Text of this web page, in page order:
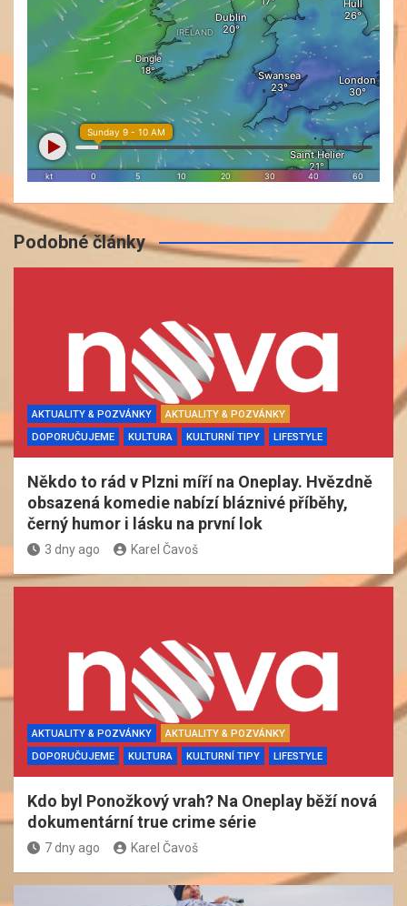
Podobné články
AKTUALITY & POZVÁNKY
AKTUALITY & POZVÁNKY
DOPORUČUJEME
KULTURA KULTURNÍ TIPY LIFESTYLE
Někdo to rád v Plzni míří na Oneplay. Hvězdně
obsazená komedie nabízí bláznivé příběhy,
černý humor i lásku na první lok
3 dny ago Karel Čavoš
AKTUALITY & POZVÁNKY
AKTUALITY & POZVÁNKY
DOPORUČUJEME
KULTURA KULTURNÍ TIPY LIFESTYLE
Kdo byl Ponožkový vrah? Na Oneplay běží nová
dokumentární true crime série
7 dny ago Karel Čavoš